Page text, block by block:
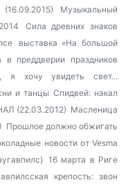
Музыкальный
Сила древних знаков
выставка «На большой
в преддверии праздников
я хочу увидеть свет...
и танцы Спидвей: накал
(22.03.2012) Масленица
Прошлое должно обжигать
новости от Vesma
16 марта в Риге
крепость: звон